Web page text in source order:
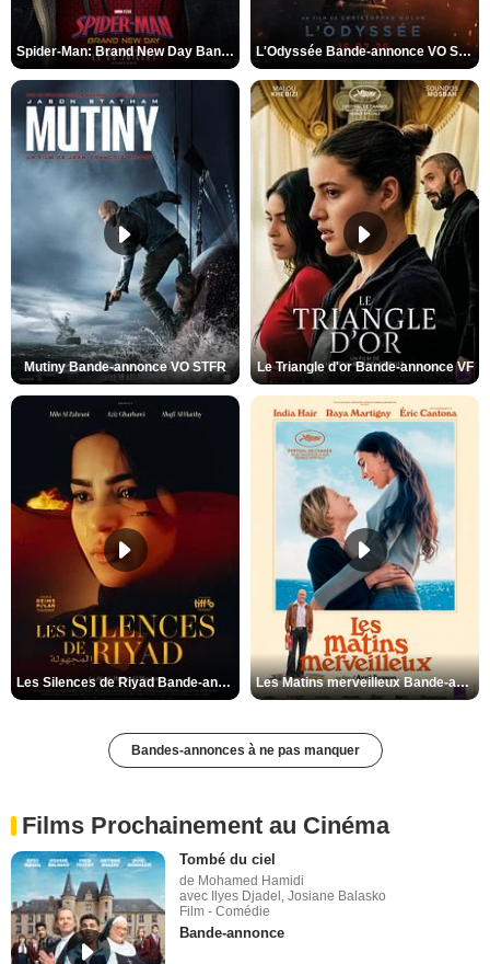
Spider-Man: Brand New Day Bande-annonce VO STFR L'Odyssée Bande-annonce VO STFR
Mutiny Bande-annonce VO STFR Le Triangle d'or Bande-annonce VF
Les Silences de Riyad Bande-annonce VO STFR Les Matins merveilleux Bande-annonce VF
Bandes-annonces à ne pas manquer
Films Prochainement au Cinéma
Tombé du ciel
de Mohamed Hamidi
avec Ilyes Djadel, Josiane Balasko
Film - Comédie
Bande-annonce